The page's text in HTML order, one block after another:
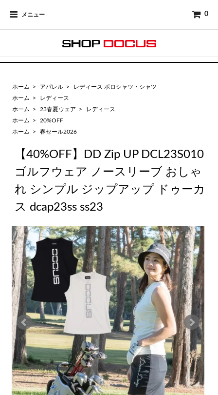
メニュー 0
ホーム > アパレル >
レディース ポロシャツ・シャツ
ホーム
>
レディース
ホーム
> 23春夏ウェア >
レディース
ホーム
>
20%OFF
ホーム
> 春セール2026
【40%OFF】DD Zip UP DCL23S010
ゴルフウェア ノースリーブ おしゃ
れ シンプル ジップアップ ドゥーカ
ス dcap23ss ss23